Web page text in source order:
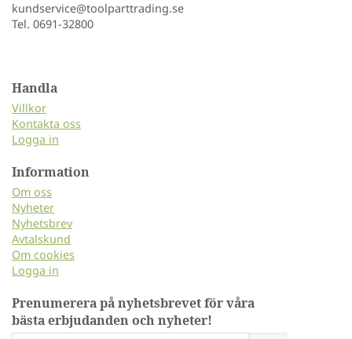
kundservice@toolparttrading.se
Tel. 0691-32800
Handla
Villkor
Kontakta oss
Logga in
Information
Om oss
Nyheter
Nyhetsbrev
Avtalskund
Om cookies
Logga in
Prenumerera på nyhetsbrevet för våra
bästa erbjudanden och nyheter!